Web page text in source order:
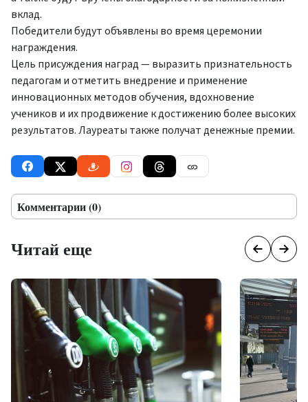
вклад.
Победители будут объявлены во время церемонии
награждения.
Цель присуждения наград — выразить признательность
педагогам и отметить внедрение и применение
инновационных методов обучения, вдохновение
учеников и их продвижение к достижению более высоких
результатов. Лауреаты также получат денежные премии.
Комментарии (0)
Читай еще